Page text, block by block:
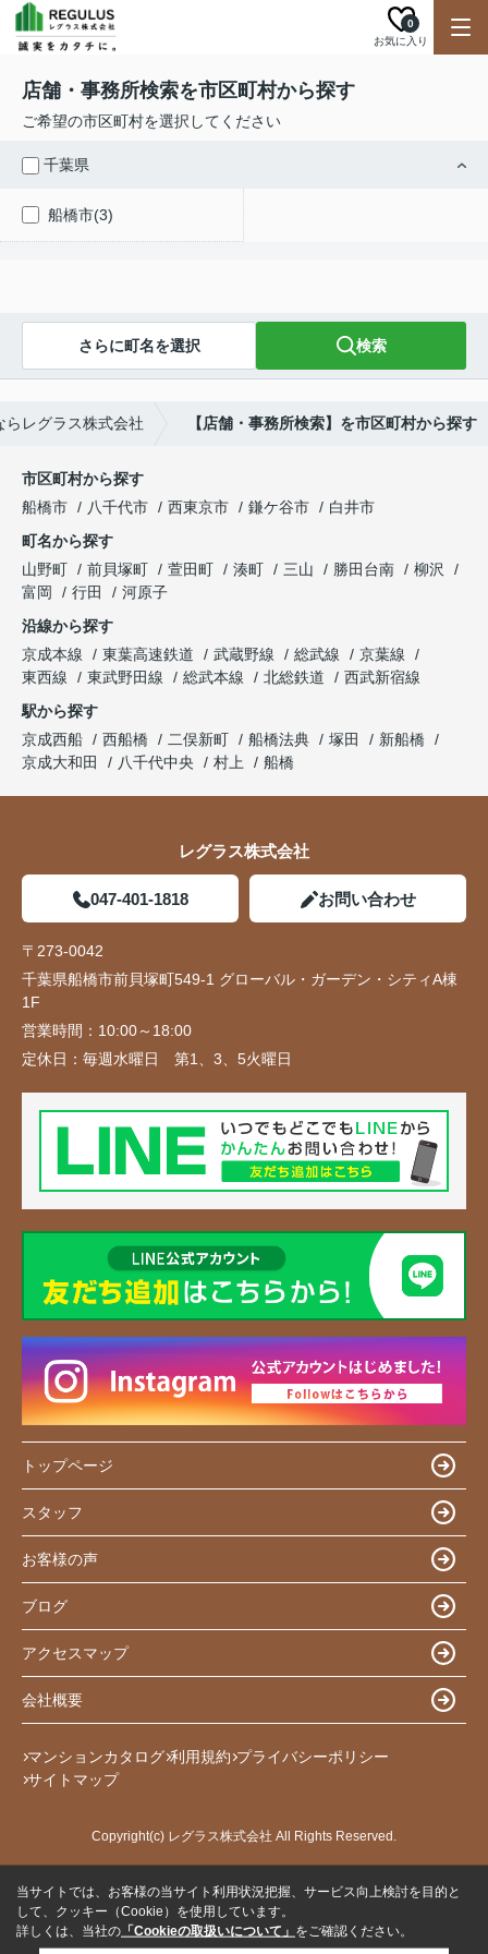
お気に入り
0
店舗・事務所検索を市区町村から探す
ご希望の市区町村を選択してください
千葉県
船橋市(3)
さらに町名を選択 検索
らレグラス株式会社 【店舗・事務所検索】を市区町村から探す
市区町村から探す
船橋市
八千代市 西東京市 鎌ケ谷市
白井市
町名から探す
山野町
前貝塚町 萱田町 湊町 三山 勝田台南
柳沢
富岡
行田
河原子
沿線から探す
京成本線
東葉高速鉄道 武蔵野線 総武線
京葉線
東西線
東武野田線 総武本線 北総鉄道
西武新宿線
駅から探す
京成西船
西船橋 二俣新町 船橋法典 塚田
新船橋
京成大和田
八千代中央 村上 船橋
レグラス株式会社
047-401-1818 お問い合わせ
〒273-0042
千葉県船橋市前貝塚町549-1 グローバル・ガーデン・シティA棟
1F
営業時間： 10:00～18:00
定休日： 毎週水曜日 第1、3、5火曜日
トップページ
スタッフ
お客様の声
ブログ
アクセスマップ
会社概要
マンションカタログ 利用規約 プライバシーポリシー
サイトマップ
Copyright(c) レグラス株式会社 All Rights Reserved.
当サイトでは、お客様の当サイト利用状況把握、サービス向上検討を目的と
して、クッキー（Cookie）を使用しています。
詳しくは、当社の 「Cookieの取扱いについて」 をご確認ください。